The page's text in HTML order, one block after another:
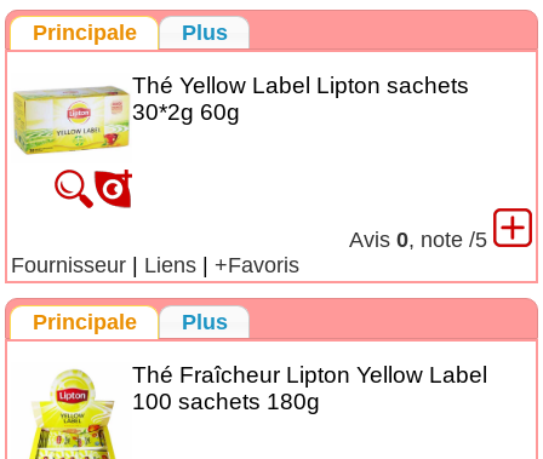
Principale Plus
Thé Yellow Label Lipton sachets
30*2g 60g
Avis 0, note /5
Fournisseur
Liens |+Favoris
Principale Plus
Thé Fraîcheur Lipton Yellow Label
100 sachets 180g